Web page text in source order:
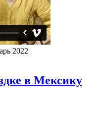
2022
в Мексику